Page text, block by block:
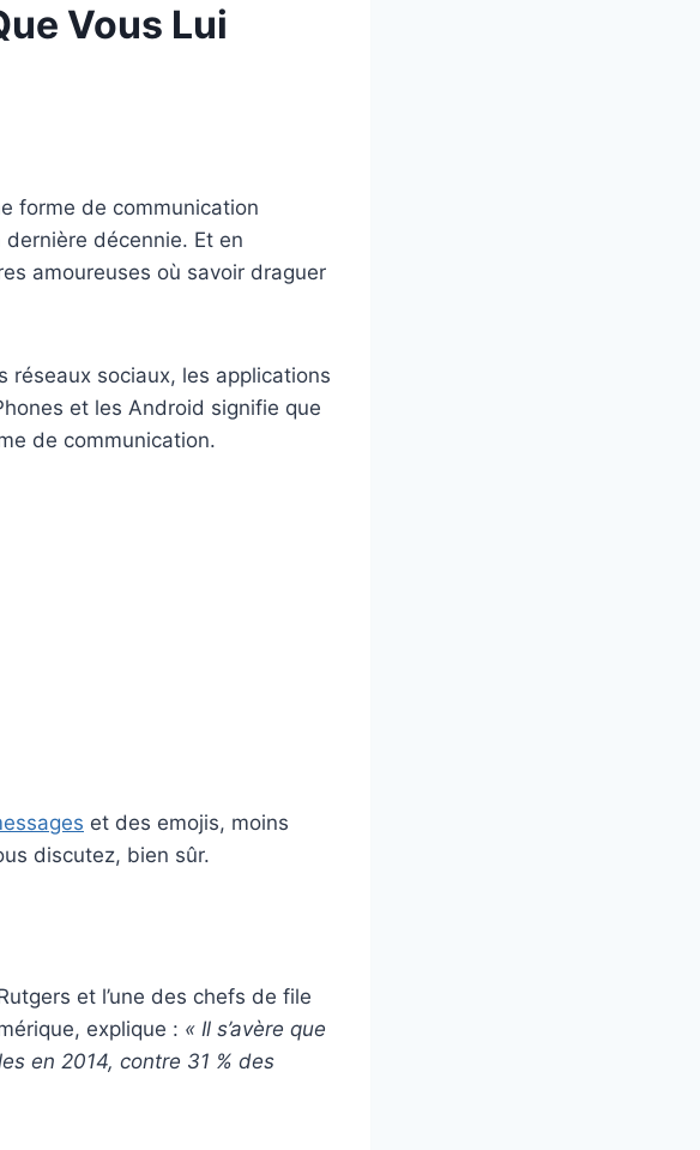
Vous Lui
forme de communication
décennie. Et en
amoureuses où savoir draguer
réseaux sociaux, les applications
et les Android signifie que
de communication.
et des emojis, moins
discutez, bien sûr.
et l’une des chefs de file
explique : « Il s’avère que
en 2014, contre 31 % des